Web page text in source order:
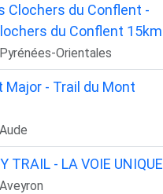
Clochers du Conflent -
du Conflent 15km
Orientales
Major - Trail du Mont
TRAIL - LA VOIE UNIQUE